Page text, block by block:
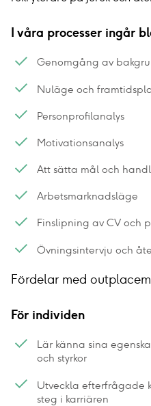
I våra processer ingår
Genomgång av
Nuläge och
Personprofilanalys
Motivationsanalys
Att sätta mål och
Arbetsmarknadsläge
Finslipning av CV och
Övningsintervju och
Fördelar med
För individen
Lär känna sina
och styrkor
Utveckla efterfrågade
steg i karriären